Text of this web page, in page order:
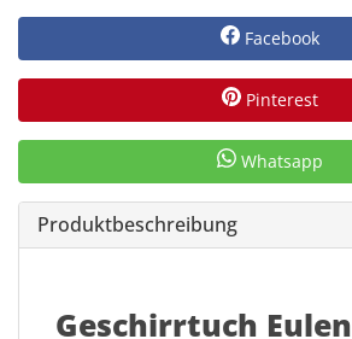
Facebook
Pinterest
Whatsapp
Produktbeschreibung
Geschirrtuch Eulen